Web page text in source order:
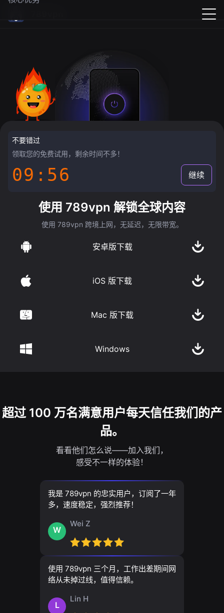
不要错过
领取您的免费试用，剩余时间不多！
09:55 继续
使用 789vpn 解锁全球内容
使用 789vpn 跨境上网，无延迟，无限带宽。
安卓版下载
iOS 版下载
Mac 版下载
Windows
超过 100 万名满意用户每天信任我们的产
品。
看看他们怎么说——加入我们，
感受不一样的体验！
我是 789vpn 的忠实用户，订阅了一年
多，速度稳定，强烈推荐！
W
Wei Z
使用 789vpn 三个月，工作出差期间网
络从未掉过线，值得信赖。
L
Lin H